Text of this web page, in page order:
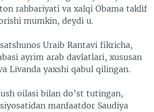
rahbariyati va xalqi Obama taklif
mumkin, deydi u.
Uraib Rantavi fikricha,
ayrim arab davlatlari, xususan
Livanda yaxshi qabul qilingan.
oilasi bilan do’st tutingan,
manfaatdor Saudiya